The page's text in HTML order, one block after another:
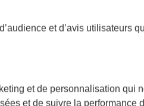
et d’avis utilisateurs
et de personnalisation qui
et de suivre la performance